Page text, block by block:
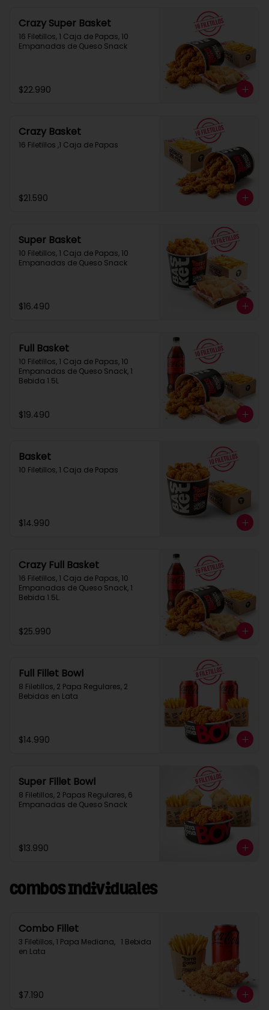
Crazy Super Basket
16 Filetillos, 1 Caja de Papas, 10
Empanadas de Queso Snack
$22.990
Crazy Basket
16 Filetillos ,1 Caja de Papas
$21.590
Super Basket
10 Filetillos, 1 Caja de Papas, 10
Empanadas de Queso Snack
$16.490
Full Basket
10 Filetillos, 1 Caja de Papas, 10
Empanadas de Queso Snack, 1
Bebida 1.5L
$19.490
Basket
10 Filetillos, 1 Caja de Papas
$14.990
Crazy Full Basket
16 Filetillos, 1 Caja de Papas, 10
Empanadas de Queso Snack, 1
Bebida 1.5L.
$25.990
Full Fillet Bowl
8 Filetillos, 2 Papa Regulares, 2
Bebidas en Lata
$14.990
Super Fillet Bowl
8 Filetillos, 2 Papas Regulares, 6
Empanadas de Queso Snack
$13.990
Combos Individuales
Combo Fillet
3 Filetillos, 1 Papa Mediana,   1 Bebida
en Lata
$7.190